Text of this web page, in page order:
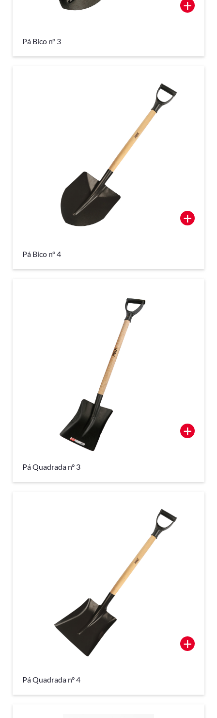
Pá Bico n° 3
+
Pá Bico n° 4
+
Pá Quadrada n° 3
+
Pá Quadrada n° 4
+